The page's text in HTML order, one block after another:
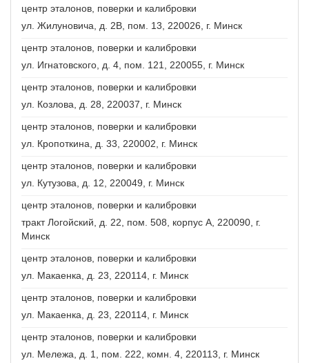
центр эталонов, поверки и калибровки
ул. Жилуновича, д. 2В, пом. 13, 220026, г. Минск
центр эталонов, поверки и калибровки
ул. Игнатовского, д. 4, пом. 121, 220055, г. Минск
центр эталонов, поверки и калибровки
ул. Козлова, д. 28, 220037, г. Минск
центр эталонов, поверки и калибровки
ул. Кропоткина, д. 33, 220002, г. Минск
центр эталонов, поверки и калибровки
ул. Кутузова, д. 12, 220049, г. Минск
центр эталонов, поверки и калибровки
тракт Логойский, д. 22, пом. 508, корпус А, 220090, г.
Минск
центр эталонов, поверки и калибровки
ул. Макаенка, д. 23, 220114, г. Минск
центр эталонов, поверки и калибровки
ул. Макаенка, д. 23, 220114, г. Минск
центр эталонов, поверки и калибровки
ул. Мележа, д. 1, пом. 222, комн. 4, 220113, г. Минск